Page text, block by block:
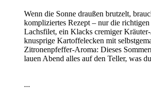
Wenn die Sonne draußen brutzelt,
kompliziertes Rezept – nur die
Lachsfilet, ein Klacks cremiger
knusprige Kartoffelecken mit
Zitronenpfeffer-Aroma: Dieses
lauen Abend alles auf den Teller, was
...